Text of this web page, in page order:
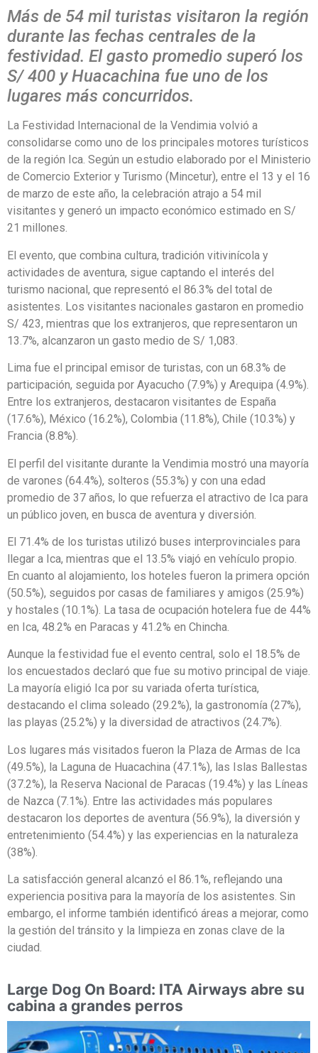
Más de 54 mil turistas visitaron la región
durante las fechas centrales de la
festividad. El gasto promedio superó los
S/ 400 y Huacachina fue uno de los
lugares más concurridos.
La Festividad Internacional de la Vendimia volvió a
consolidarse como uno de los principales motores turísticos
de la región Ica. Según un estudio elaborado por el Ministerio
de Comercio Exterior y Turismo (Mincetur), entre el 13 y el 16
de marzo de este año, la celebración atrajo a 54 mil
visitantes y generó un impacto económico estimado en S/
21 millones.
El evento, que combina cultura, tradición vitivinícola y
actividades de aventura, sigue captando el interés del
turismo nacional, que representó el 86.3% del total de
asistentes. Los visitantes nacionales gastaron en promedio
S/ 423, mientras que los extranjeros, que representaron un
13.7%, alcanzaron un gasto medio de S/ 1,083.
Lima fue el principal emisor de turistas, con un 68.3% de
participación, seguida por Ayacucho (7.9%) y Arequipa (4.9%).
Entre los extranjeros, destacaron visitantes de España
(17.6%), México (16.2%), Colombia (11.8%), Chile (10.3%) y
Francia (8.8%).
El perfil del visitante durante la Vendimia mostró una mayoría
de varones (64.4%), solteros (55.3%) y con una edad
promedio de 37 años, lo que refuerza el atractivo de Ica para
un público joven, en busca de aventura y diversión.
El 71.4% de los turistas utilizó buses interprovinciales para
llegar a Ica, mientras que el 13.5% viajó en vehículo propio.
En cuanto al alojamiento, los hoteles fueron la primera opción
(50.5%), seguidos por casas de familiares y amigos (25.9%)
y hostales (10.1%). La tasa de ocupación hotelera fue de 44%
en Ica, 48.2% en Paracas y 41.2% en Chincha.
Aunque la festividad fue el evento central, solo el 18.5% de
los encuestados declaró que fue su motivo principal de viaje.
La mayoría eligió Ica por su variada oferta turística,
destacando el clima soleado (29.2%), la gastronomía (27%),
las playas (25.2%) y la diversidad de atractivos (24.7%).
Los lugares más visitados fueron la Plaza de Armas de Ica
(49.5%), la Laguna de Huacachina (47.1%), las Islas Ballestas
(37.2%), la Reserva Nacional de Paracas (19.4%) y las Líneas
de Nazca (7.1%). Entre las actividades más populares
destacaron los deportes de aventura (56.9%), la diversión y
entretenimiento (54.4%) y las experiencias en la naturaleza
(38%).
La satisfacción general alcanzó el 86.1%, reflejando una
experiencia positiva para la mayoría de los asistentes. Sin
embargo, el informe también identificó áreas a mejorar, como
la gestión del tránsito y la limpieza en zonas clave de la
ciudad.
Large Dog On Board: ITA Airways abre su
cabina a grandes perros